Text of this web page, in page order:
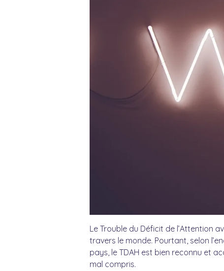
Le Trouble du Déficit de l’Attention
travers le monde. Pourtant, selon
pays, le TDAH est bien reconnu et
mal compris.